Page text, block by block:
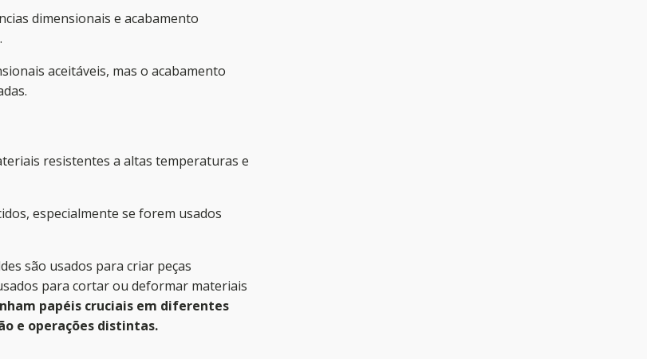
dimensionais e acabamento
aceitáveis, mas o acabamento
resistentes a altas temperaturas e
especialmente se forem usados
são usados para criar peças
para cortar ou deformar materiais
papéis cruciais em diferentes
e operações distintas.